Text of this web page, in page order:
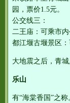
园，票价1.5元。
公交线三：
二王庙：可乘市
都江堰古堰景区
大地震之后，青
乐山
有“海棠香国”之